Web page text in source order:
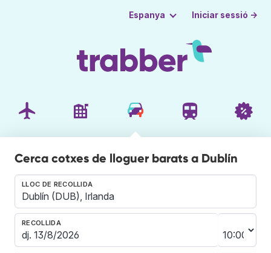
Espanya Iniciar sessió →
Cerca cotxes de lloguer barats a Dublín
LLOC DE RECOLLIDA
RECOLLIDA